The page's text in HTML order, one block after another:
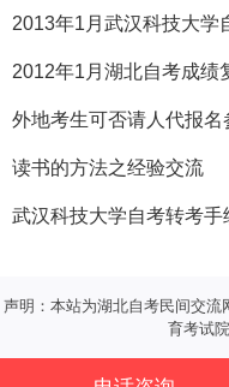
2012年1月湖北自考成绩
读书的方法之经验交流
声明：本站为湖北自考民间交
育考试